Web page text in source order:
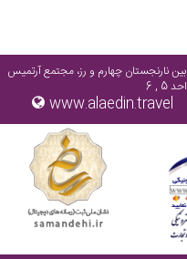
نارنجستان چهارم و رز، مجتمع آرتمیس
www.alaedin.travel